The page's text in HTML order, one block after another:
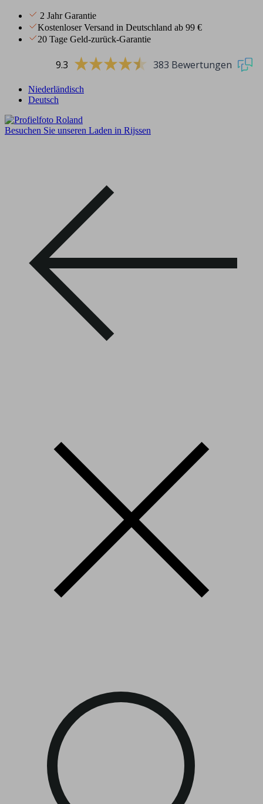
2 Jahr Garantie
Kostenloser Versand in Deutschland ab 99 €
20 Tage Geld-zurück-Garantie
9.3 383 Bewertungen
Niederländisch
Deutsch
Besuchen Sie unseren Laden in Rijssen